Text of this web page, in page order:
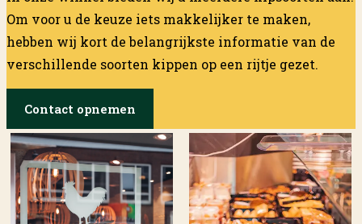
Om voor u de keuze iets makkelijker te maken,
hebben wij kort de belangrijkste informatie van de
verschillende soorten kippen op een rijtje gezet.
Contact opnemen